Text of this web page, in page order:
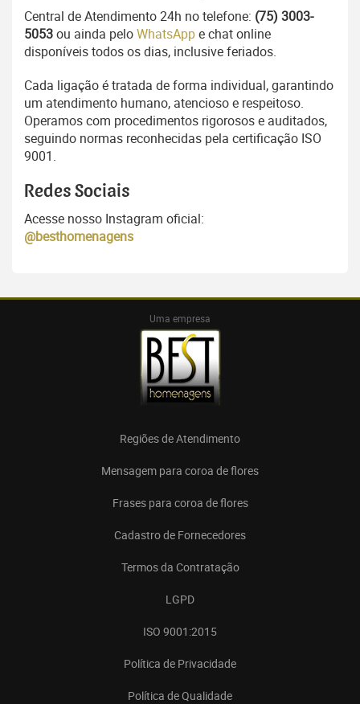
Central de Atendimento 24h no telefone: (75) 3003-
5053ou ainda peloWhatsAppe chat online
disponíveis todos os dias, inclusive feriados.
Cada ligação é tratada de forma individual, garantindo
um atendimento humano, atencioso e respeitoso.
Operamos com procedimentos rigorosos e auditados,
seguindo normas reconhecidas pela certificação ISO
9001.
Redes Sociais
Acesse nosso Instagram oficial:
@besthomenagens
Uma empresa
Regiões de Atendimento
Mensagem para coroa de flores
Frases para coroa de flores
Cadastro de Fornecedores
Termos da Contratação
LGPD
ISO 9001:2015
Política de Privacidade
Política de Qualidade